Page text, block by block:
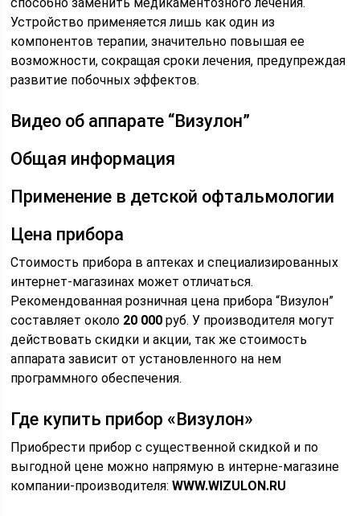
Устройство применяется лишь как один из
компонентов терапии, значительно повышая ее
возможности, сокращая сроки лечения, предупреждая
развитие побочных эффектов.
Видео об аппарате “Визулон”
Общая информация
Применение в детской офтальмологии
Цена прибора
Стоимость прибора в аптеках и специализированных
интернет-магазинах может отличаться.
Рекомендованная розничная цена прибора “Визулон”
составляет около 20 000руб. У производителя могут
действовать скидки и акции, так же стоимость
аппарата зависит от установленного на нем
программного обеспечения.
Где купить прибор «Визулон»
Приобрести прибор с существенной скидкой и по
выгодной цене можно напрямую в интерне-магазине
компании-производителя:WWW.WIZULON.RU